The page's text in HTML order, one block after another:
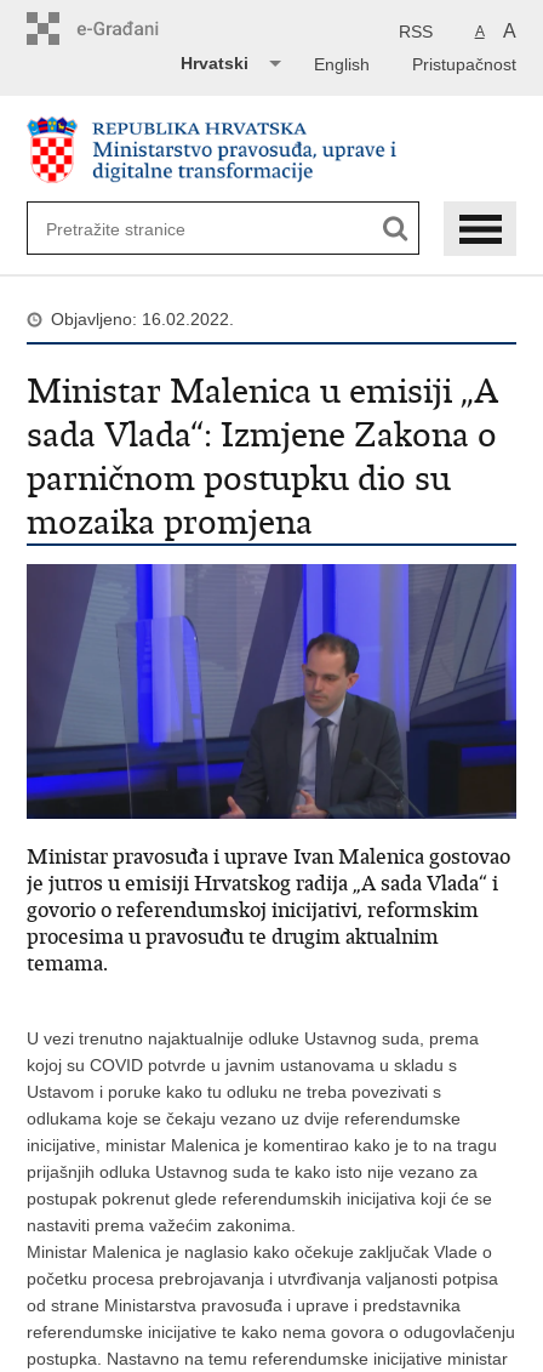
A A
RSS
Pristupačnost
English
Hrvatski
Objavljeno: 16.02.2022.
Ministar Malenica u emisiji „A
sada Vlada“: Izmjene Zakona o
parničnom postupku dio su
mozaika promjena
Ministar pravosuđa i uprave Ivan Malenica gostovao
je jutros u emisiji Hrvatskog radija „A sada Vlada“ i
govorio o referendumskoj inicijativi, reformskim
procesima u pravosuđu te drugim aktualnim
temama.
U vezi trenutno najaktualnije odluke Ustavnog suda, prema
kojoj su COVID potvrde u javnim ustanovama u skladu s
Ustavom i poruke kako tu odluku ne treba povezivati s
odlukama koje se čekaju vezano uz dvije referendumske
inicijative, ministar Malenica je komentirao kako je to na tragu
prijašnjih odluka Ustavnog suda te kako isto nije vezano za
postupak pokrenut glede referendumskih inicijativa koji će se
nastaviti prema važećim zakonima.
Ministar Malenica je naglasio kako očekuje zaključak Vlade o
početku procesa prebrojavanja i utvrđivanja valjanosti potpisa
od strane Ministarstva pravosuđa i uprave i predstavnika
referendumske inicijative te kako nema govora o odugovlačenju
postupka. Nastavno na temu referendumske inicijative ministar